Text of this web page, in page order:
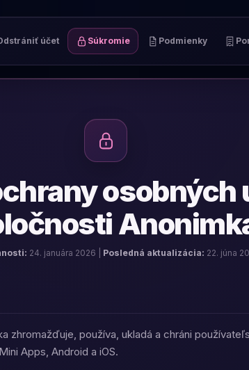
účet Súkromie Podmienky
osobných
24. januára 2026 | Posledná aktualizácia: 22. júna
zhromažďuje, používa, ukladá a chráni
Apps, Android a iOS.